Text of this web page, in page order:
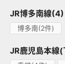
JR博多南線(4)
博多南(2件)
JR鹿児島本線